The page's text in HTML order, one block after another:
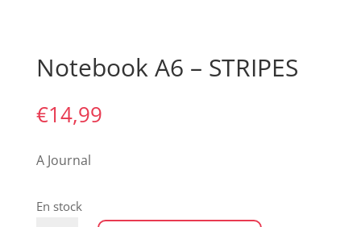
Notebook A6 – STRIPES
€14,99
A Journal
En stock